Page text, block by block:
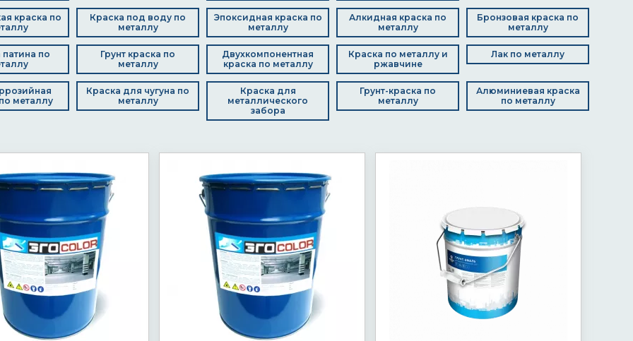
краска по
Краска под воду по
металлу
Эпоксидная краска по
металлу
Алкидная краска по
металлу
Бронзовая краска по
металлу
патина по
Грунт краска по
металлу
Двухкомпонентная
краска по металлу
Краска по металлу и
ржавчине
Лак по металлу
металлу
Краска для чугуна по
металлу
Краска для
металлического
забора
Грунт-краска по
металлу
Алюминиевая краска
по металлу